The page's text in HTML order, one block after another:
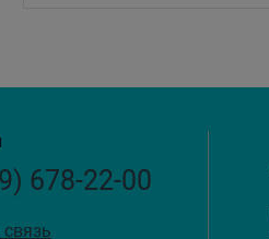
678-22-00